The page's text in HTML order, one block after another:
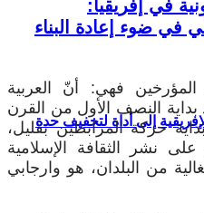
إلى أداة لتخفيف حدة
في إفريقيا:
في ضوء إعادة البناء
المؤرخين فهي: أنّ العربية
النصف الأول من القرن
حركة المرابطين بقليل،
نشر الثقافة الإسلامية
من البلدان، هو وارجابي